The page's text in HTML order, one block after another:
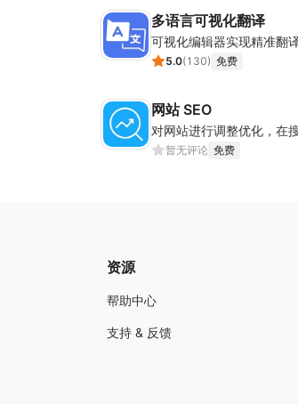
多语言可视化翻译
可视化编辑器实现精准翻
5.0(130) 免费
网站 SEO
对网站进行调整优化，在
暂无评论 免费
资源
帮助中心
支持 & 反馈